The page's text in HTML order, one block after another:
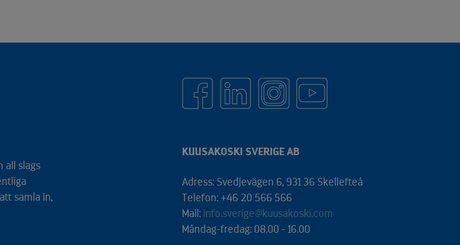
all slags
samla in,
KUUSAKOSKI SVERIGE AB
Adress: Svedjevägen 6, 931 36 Skellefteå
Telefon: +46 20 566 566
Mail: info.sverige@kuusakoski.com
Måndag-fredag: 08.00 - 16.00